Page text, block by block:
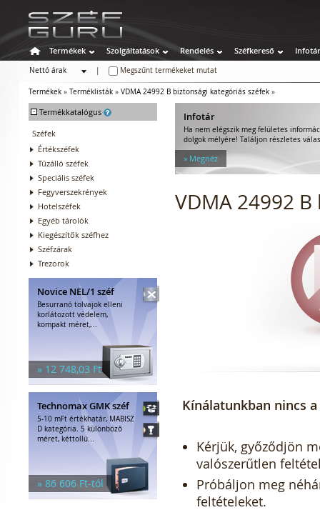
Termékek Szolgáltatások Rendelés Széfkereső Infotár
Nettó árak
Megszűnt termékeket mutat
Termékek » Terméklisták » VDMA 24992 B biztonsági kategóriás széfek »
- Termékkatalógus
Széfek
Értékszéfek
Tűzálló széfek
Speciális széfek
Fegyverszekrények
Hotelszéfek
Egyéb tárolók
Kiegészítők széfhez
Széfzárak
Trezorok
Novice NEL/1 széf
Besurranó tolvajok elleni
korlátozott védelem,
kompakt méret,...
» 12 748,03 Ft
Technomax GMK széf
5-10 mFt értékhatár, MABISZ
D kategória. 5 különböző
méret, kéttollú...
» 86 606 Ft-tól
Infotár
Ha nem elégszik meg felületes
dolgok mélyére! Találjon részletes
» Megnéz
VDMA 24992
Kínálatunkban nincs
Kérjük, győződjön
valószerűtlen
Próbáljon meg
feltételeket.